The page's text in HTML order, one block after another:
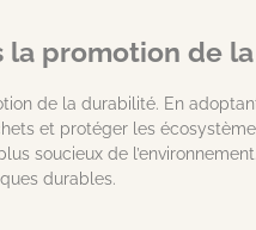
la promotion de
de la durabilité. En
et protéger les
soucieux de
durables.